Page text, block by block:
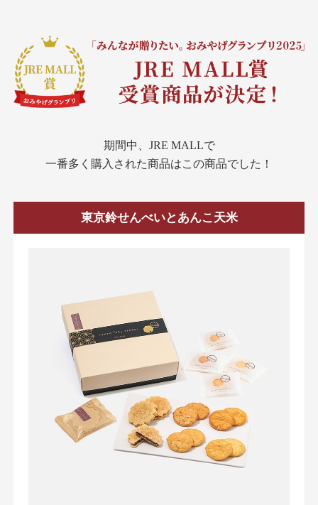
期間中、JRE MALLで
一番多く購入された商品はこの商品でした！
東京鈴せんべいとあんこ天米